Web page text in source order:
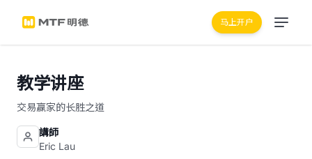
马上开户
教学讲座
交易赢家的长胜之道
講師
Eric Lau